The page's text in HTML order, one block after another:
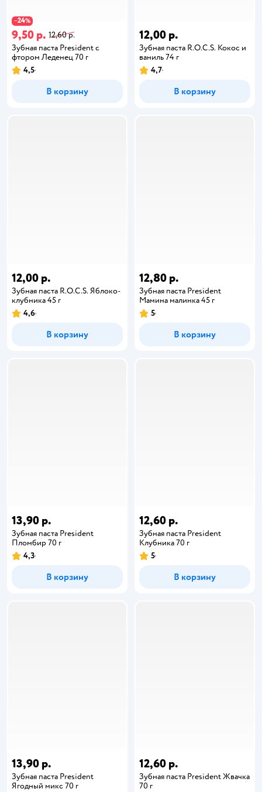
−24%
9,50 р. 12,60 р.
Зубная паста President с
фтором Леденец 70 г
4,5
В корзину
12,00 р.
Зубная паста R.O.C.S. Кокос и
ваниль 74 г
4,7
В корзину
12,00 р.
Зубная паста R.O.C.S. Яблоко-
клубника 45 г
4,6
В корзину
12,80 р.
Зубная паста President
Мамина малинка 45 г
5
В корзину
13,90 р.
Зубная паста President
Пломбир 70 г
4,3
В корзину
12,60 р.
Зубная паста President
Клубника 70 г
5
В корзину
13,90 р.
Зубная паста President
Ягодный микс 70 г
12,60 р.
Зубная паста President Жвачка
70 г